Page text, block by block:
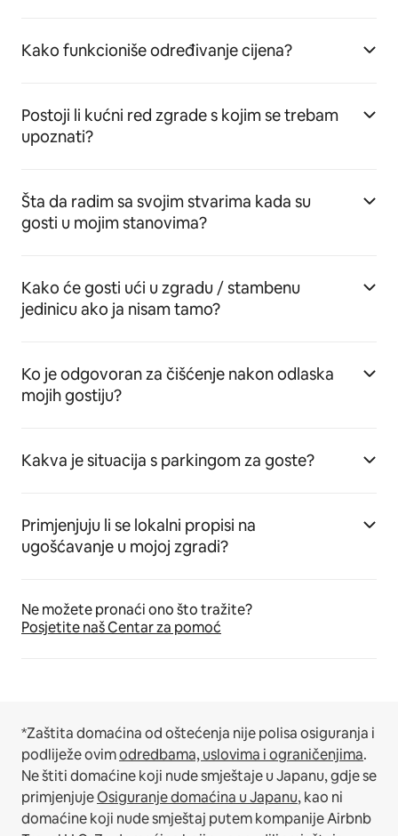
Kako funkcioniše određivanje cijena?
Postoji li kućni red zgrade s kojim se trebam
upoznati?
Šta da radim sa svojim stvarima kada su
gosti u mojim stanovima?
Kako će gosti ući u zgradu / stambenu
jedinicu ako ja nisam tamo?
Ko je odgovoran za čišćenje nakon odlaska
mojih gostiju?
Kakva je situacija s parkingom za goste?
Primjenjuju li se lokalni propisi na
ugošćavanje u mojoj zgradi?
Ne možete pronaći ono što tražite?
Posjetite naš Centar za pomoć
*Zaštita domaćina od oštećenja nije polisa osiguranja i
podliježe ovimodredbama, uslovima i ograničenjima.
Ne štiti domaćine koji nude smještaje u Japanu, gdje se
primjenjujeOsiguranje domaćina u Japanu, kao ni
domaćine koji nude smještaj putem kompanije Airbnb